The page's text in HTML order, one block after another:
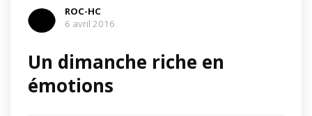
ROC-HC
6 avril 2016
Un dimanche riche en
émotions